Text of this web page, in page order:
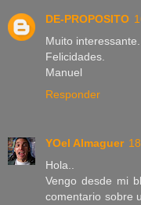
DE-PROPOSITO
Muito interessante.
Felicidades.
Manuel
Responder
YOel Almaguer
Hola..
Vengo desde mi
comentario sobre